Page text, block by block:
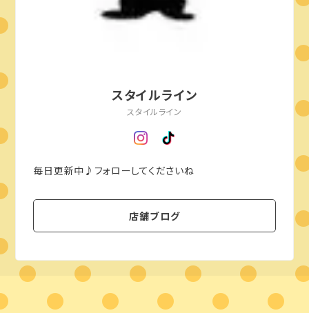
スタイルライン
スタイルライン
毎日更新中♪フォローしてくださいね
店舗ブログ